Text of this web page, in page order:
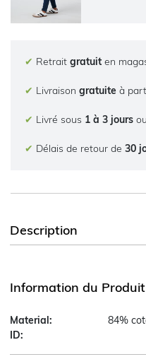
✔ Retrait gratuit en
✔ Livraison gratuite à
✔ Livré sous 1 à 3 jours
✔ Délais de retour de 30
Description
Information du Produit
Material:
84%
ID: